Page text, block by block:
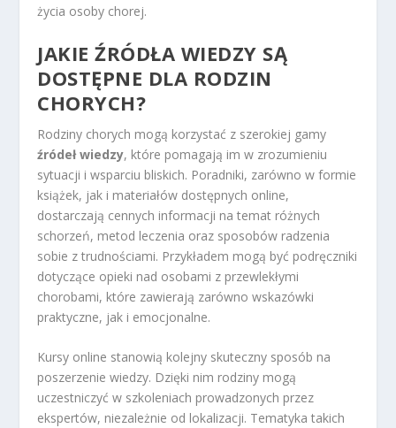
życia osoby chorej.
JAKIE ŹRÓDŁA WIEDZY SĄ
DOSTĘPNE DLA RODZIN
CHORYCH?
Rodziny chorych mogą korzystać z szerokiej gamy
źródeł wiedzy, które pomagają im w zrozumieniu
sytuacji i wsparciu bliskich. Poradniki, zarówno w formie
książek, jak i materiałów dostępnych online,
dostarczają cennych informacji na temat różnych
schorzeń, metod leczenia oraz sposobów radzenia
sobie z trudnościami. Przykładem mogą być podręczniki
dotyczące opieki nad osobami z przewlekłymi
chorobami, które zawierają zarówno wskazówki
praktyczne, jak i emocjonalne.
Kursy online stanowią kolejny skuteczny sposób na
poszerzenie wiedzy. Dzięki nim rodziny mogą
uczestniczyć w szkoleniach prowadzonych przez
ekspertów, niezależnie od lokalizacji. Tematyka takich